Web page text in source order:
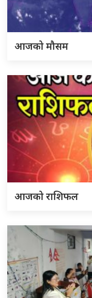
आजको मौसम
आजको राशिफल